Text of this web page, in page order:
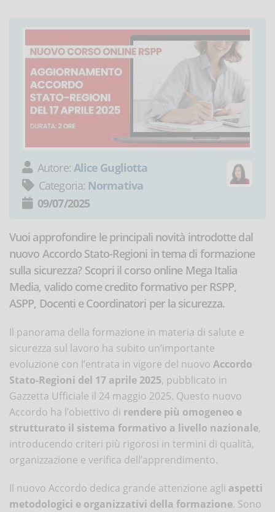
Autore: Alice Gugliotta
Categoria: Normativa
09/07/2025
Vuoi approfondire le principali novità introdotte dal
nuovo Accordo Stato-Regioni in tema di formazione
sulla sicurezza? Scopri il corso online Mega Italia
Media, valido come credito formativo per RSPP,
ASPP, Docenti e Coordinatori per la sicurezza.
Il panorama della formazione in materia di salute e
sicurezza sul lavoro ha subito un’importante
evoluzione con l’entrata in vigore del nuovo Accordo
Stato-Regioni del 17 aprile 2025, pubblicato in
Gazzetta Ufficiale il 24 maggio 2025. Questo nuovo
Accordo ha l’obiettivo di rendere più omogeneo e
strutturato il sistema formativo a livello nazionale,
introducendo criteri più rigorosi in termini di qualità,
organizzazione e verifica dell’apprendimento.
Il nuovo Accordo dedica grande attenzione agli aspetti
metodologici e organizzativi della formazione. Sono